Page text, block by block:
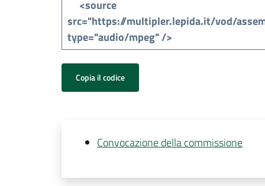
Copia il codice
Convocazione della commissione